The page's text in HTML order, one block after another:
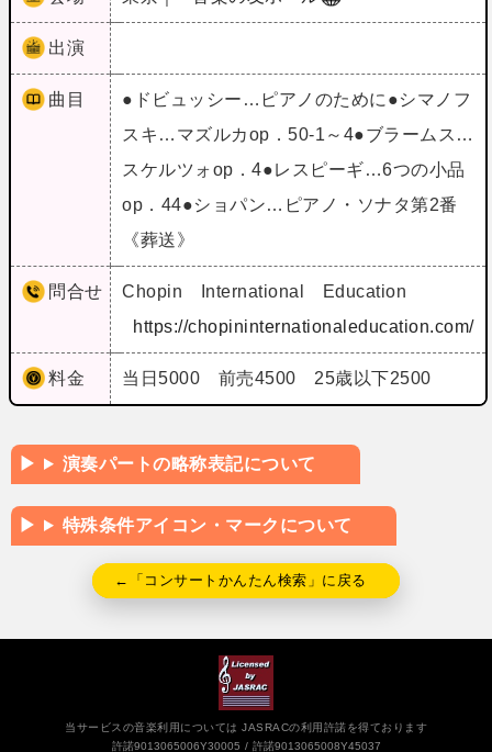
出演
曲目
●ドビュッシー…ピアノのために●シマノフ
スキ…マズルカop．50‐1～4●ブラームス…
スケルツォop．4●レスピーギ…6つの小品
op．44●ショパン…ピアノ・ソナタ第2番
《葬送》
問合せ
Chopin International Education
https://chopininternationaleducation.com/
料金 当日5000 前売4500 25歳以下2500
演奏パートの略称表記について
特殊条件アイコン・マークについて
←「コンサートかんたん検索」に戻る
当サービスの音楽利用については JASRACの利用許諾を得ております
許諾9013065006Y30005
許諾9013065008Y45037